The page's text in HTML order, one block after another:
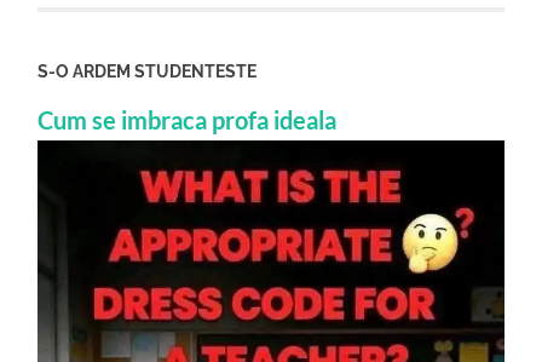
S-O ARDEM STUDENTESTE
Cum se imbraca profa ideala